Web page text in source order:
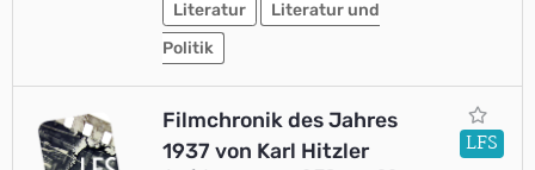
Literatur
Literatur und
Politik
Filmchronik des Jahres
1937 von Karl Hitzler
LFS